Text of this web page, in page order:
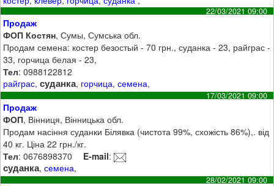
22/03/2021 09:00
Продаж
ФОП Костян, Сумы, Сумська обл.
Продам семена: костер безостый - 70 грн., суданка - 23, райграс -
33, горчица белая - 23,
Тел: 0988122812
райграс,суданка, горчица,семена,
17/03/2021 09:00
Продаж
ФОП, Вінниця, Вінницька обл.
Продам насіння суданки Білявка (чистота 99%, схожість 86%),. від
40 кг. Ціна 22 грн./кг.
Тел: 0676898370 E-mail:
суданка,семена,
28/02/2021 09:00